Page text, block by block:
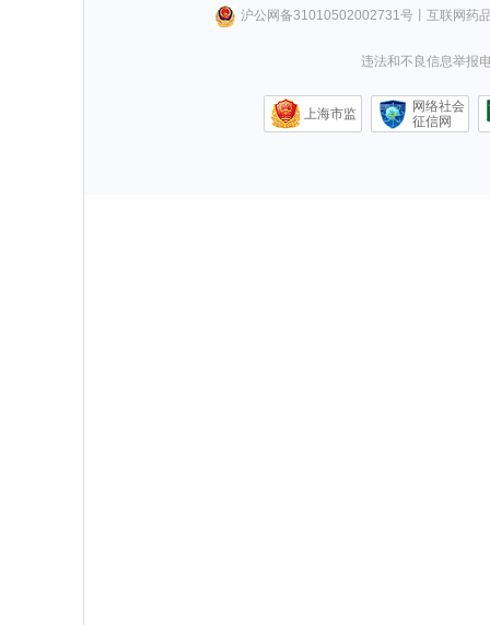
沪公网备31010502002731号丨 互联网药
违法和不良信息举报
上海市监
网络社会
征信网